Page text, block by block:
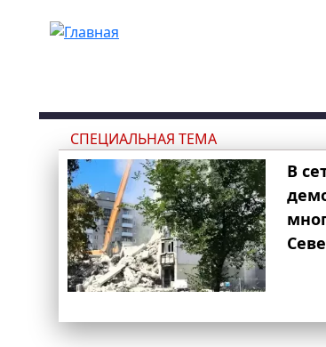
СПЕЦИАЛЬНАЯ ТЕМА
В